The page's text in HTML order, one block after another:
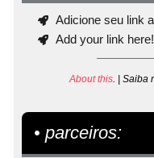
Adicione seu link
Add your link here!
About this. | Saiba
• parceiros: